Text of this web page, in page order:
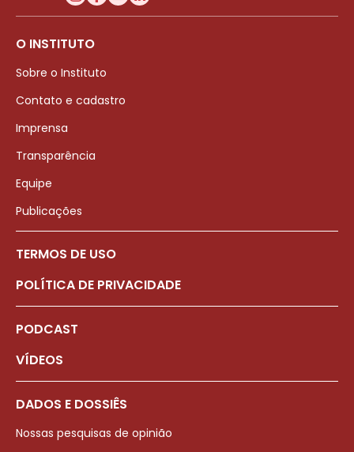
O INSTITUTO
Sobre o Instituto
Contato e cadastro
Imprensa
Transparência
Equipe
Publicações
TERMOS DE USO
POLÍTICA DE PRIVACIDADE
PODCAST
VÍDEOS
DADOS E DOSSIÊS
Nossas pesquisas de opinião